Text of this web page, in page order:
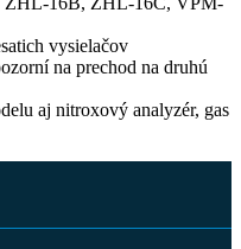
vysielačov
na prechod na druhú
aj nitroxový analyzér, gas